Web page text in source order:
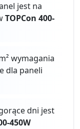
jest na
TOPCon 400-
wymagania
dla paneli
dni jest
450W